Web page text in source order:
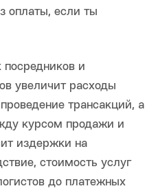
оплаты, если ты
посредников и
увеличит расходы
трансакций, а
курсом продажи и
издержки на
стоимость услуг
до платежных